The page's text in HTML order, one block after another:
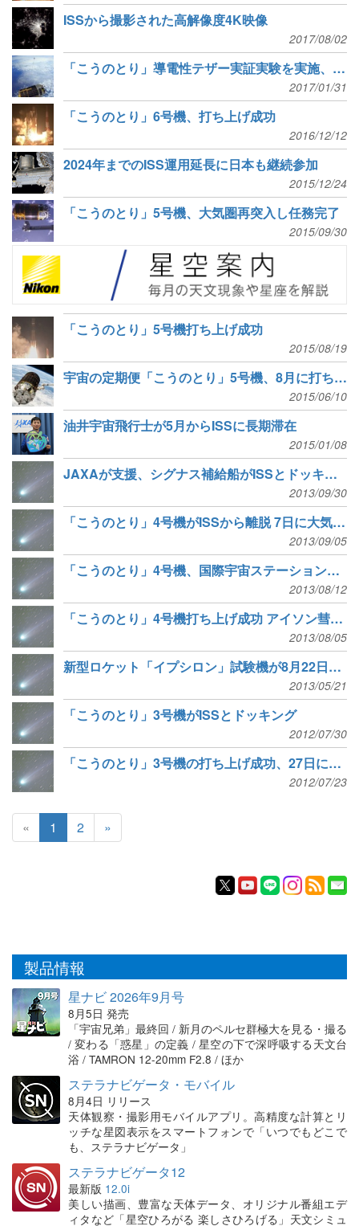
ISSから撮影された高解像度4K映像
2017/08/02
「こうのとり」導電性テザー実証実験を実施、テザー伸展せず
2017/01/31
「こうのとり」6号機、打ち上げ成功
2016/12/12
2024年までのISS運用延長に日本も継続参加
2015/12/24
「こうのとり」5号機、大気圏再突入し任務完了
2015/09/30
「こうのとり」5号機打ち上げ成功
2015/08/19
宇宙の定期便「こうのとり」5号機、8月に打ち上げ
2015/06/10
油井宇宙飛行士が5月からISSに長期滞在
2015/01/08
JAXAが支援、シグナス補給船がISSとドッキング
2013/09/30
「こうのとり」4号機がISSから離脱 7日に大気圏突入へ
2013/09/05
「こうのとり」4号機、国際宇宙ステーションにドッキング
2013/08/12
「こうのとり」4号機打ち上げ成功 アイソン彗星撮影用カメラも搭載
2013/08/05
新型ロケット「イプシロン」試験機が8月22日打ち上げ
2013/05/21
「こうのとり」3号機がISSとドッキング
2012/07/30
「こうのとり」3号機の打ち上げ成功、27日に星出さんの待つISSへ
2012/07/23
« 1 2 »
製品情報
星ナビ 2026年9月号
8月5日 発売
「宇宙兄弟」最終回 / 新月のペルセ群極大を見る・撮る
/ 変わる「惑星」の定義 / 星空の下で深呼吸する天文台
浴 / TAMRON 12-20mm F2.8 / ほか
ステラナビゲータ・モバイル
8月4日 リリース
天体観察・撮影用モバイルアプリ。高精度な計算とリ
ッチな星図表示をスマートフォンで「いつでもどこで
も、ステラナビゲータ」
ステラナビゲータ12
最新版 12.0i
美しい描画、豊富な天体データ、オリジナル番組エデ
ィタなど「星空ひろがる 楽しさひろげる」天文シミュ